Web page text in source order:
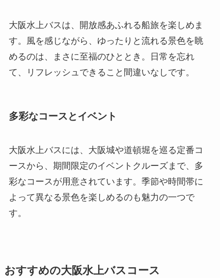
大阪水上バスは、開放感あふれる船旅を楽しめま
す。風を感じながら、ゆったりと流れる景色を眺
めるのは、まさに至福のひととき。日常を忘れ
て、リフレッシュできること間違いなしです。
多彩なコースとイベント
大阪水上バスには、大阪城や道頓堀を巡る定番コ
ースから、期間限定のイベントクルーズまで、多
彩なコースが用意されています。季節や時間帯に
よって異なる景色を楽しめるのも魅力の一つで
す。
おすすめの大阪水上バスコース